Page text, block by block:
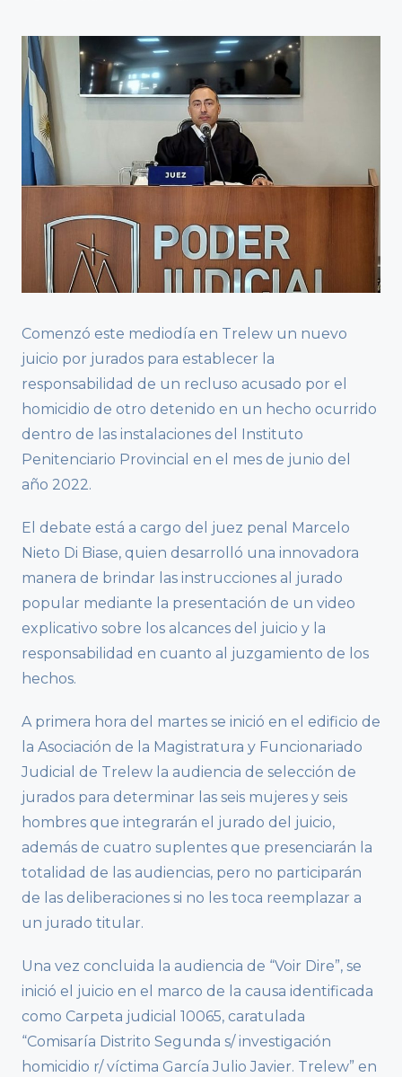
Comenzó este mediodía en Trelew un nuevo
juicio por jurados para establecer la
responsabilidad de un recluso acusado por el
homicidio de otro detenido en un hecho ocurrido
dentro de las instalaciones del Instituto
Penitenciario Provincial en el mes de junio del
año 2022.
El debate está a cargo del juez penal Marcelo
Nieto Di Biase, quien desarrolló una innovadora
manera de brindar las instrucciones al jurado
popular mediante la presentación de un video
explicativo sobre los alcances del juicio y la
responsabilidad en cuanto al juzgamiento de los
hechos.
A primera hora del martes se inició en el edificio de
la Asociación de la Magistratura y Funcionariado
Judicial de Trelew la audiencia de selección de
jurados para determinar las seis mujeres y seis
hombres que integrarán el jurado del juicio,
además de cuatro suplentes que presenciarán la
totalidad de las audiencias, pero no participarán
de las deliberaciones si no les toca reemplazar a
un jurado titular.
Una vez concluida la audiencia de “Voir Dire”, se
inició el juicio en el marco de la causa identificada
como Carpeta judicial 10065, caratulada
“Comisaría Distrito Segunda s/ investigación
homicidio r/ víctima García Julio Javier. Trelew” en